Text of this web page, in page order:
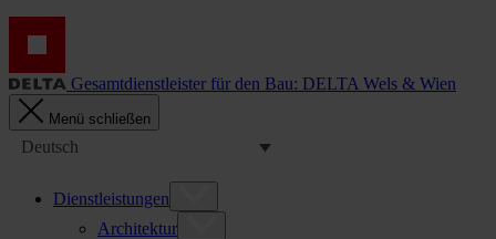
Gesamtdienstleister für den Bau: DELTA Wels & Wien
Menü schließen
Deutsch
Dienstleistungen
Architektur